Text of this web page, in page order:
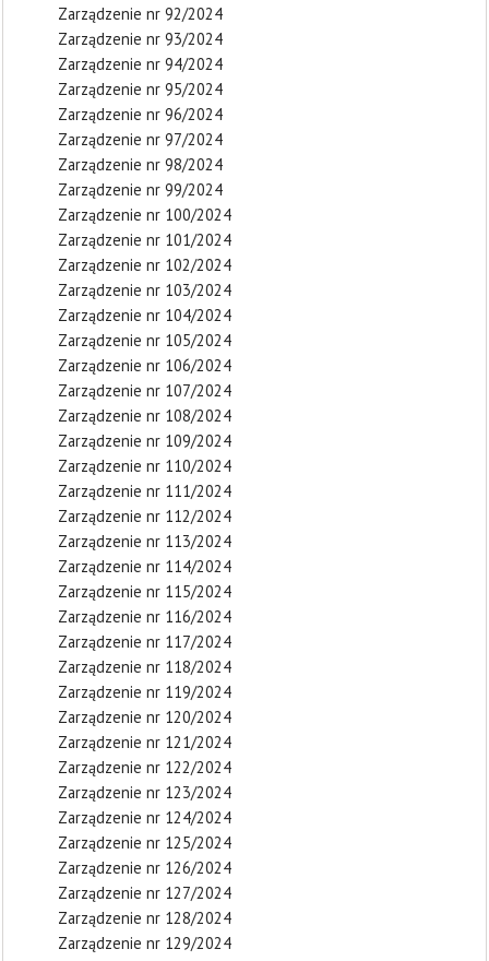
Zarządzenie nr 92/2024
Zarządzenie nr 93/2024
Zarządzenie nr 94/2024
Zarządzenie nr 95/2024
Zarządzenie nr 96/2024
Zarządzenie nr 97/2024
Zarządzenie nr 98/2024
Zarządzenie nr 99/2024
Zarządzenie nr 100/2024
Zarządzenie nr 101/2024
Zarządzenie nr 102/2024
Zarządzenie nr 103/2024
Zarządzenie nr 104/2024
Zarządzenie nr 105/2024
Zarządzenie nr 106/2024
Zarządzenie nr 107/2024
Zarządzenie nr 108/2024
Zarządzenie nr 109/2024
Zarządzenie nr 110/2024
Zarządzenie nr 111/2024
Zarządzenie nr 112/2024
Zarządzenie nr 113/2024
Zarządzenie nr 114/2024
Zarządzenie nr 115/2024
Zarządzenie nr 116/2024
Zarządzenie nr 117/2024
Zarządzenie nr 118/2024
Zarządzenie nr 119/2024
Zarządzenie nr 120/2024
Zarządzenie nr 121/2024
Zarządzenie nr 122/2024
Zarządzenie nr 123/2024
Zarządzenie nr 124/2024
Zarządzenie nr 125/2024
Zarządzenie nr 126/2024
Zarządzenie nr 127/2024
Zarządzenie nr 128/2024
Zarządzenie nr 129/2024